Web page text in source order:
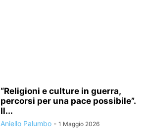
“Religioni e culture in guerra,
percorsi per una pace possibile”.
Il...
Aniello Palumbo - 1 Maggio 2026